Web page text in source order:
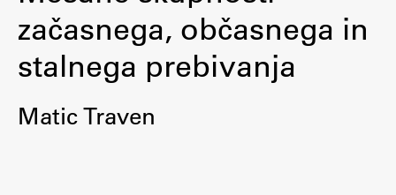
Fakulteta
O fakulteti
začasnega, občasnega in
stalnega prebivanja
Matic Traven